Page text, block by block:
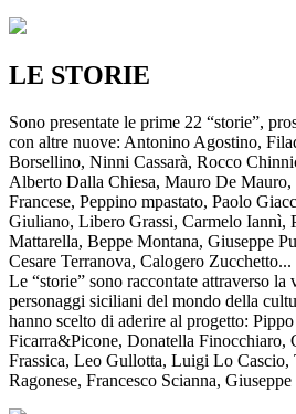
LE STORIE
Sono presentate le prime 22 “storie”,
con altre nuove: Antonino Agostino,
Borsellino, Ninni Cassarà, Rocco
Alberto Dalla Chiesa, Mauro De
Francese, Peppino mpastato, Paolo
Giuliano, Libero Grassi, Carmelo Iannì,
Mattarella, Beppe Montana, Giuseppe
Cesare Terranova, Calogero
Le “storie” sono raccontate attraverso
personaggi siciliani del mondo della
hanno scelto di aderire al progetto:
Ficarra&Picone, Donatella Finocchiaro,
Frassica, Leo Gullotta, Luigi Lo Cascio,
Ragonese, Francesco Scianna,